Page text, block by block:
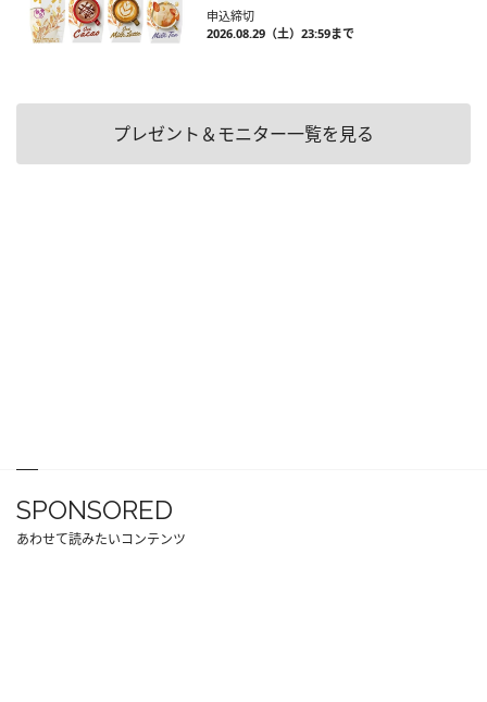
申込締切
2026.08.29（土）23:59まで
プレゼント＆モニター一覧を見る
SPONSORED
あわせて読みたいコンテンツ